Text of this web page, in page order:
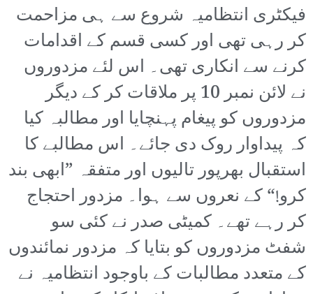
فیکٹری انتظامیہ شروع سے ہی مزاحمت
کر رہی تھی اور کسی قسم کے اقدامات
کرنے سے انکاری تھی۔ اس لئے مزدوروں
نے لائن نمبر 10 پر ملاقات کر کے دیگر
مزدوروں کو پیغام پہنچایا اور مطالبہ کیا
کہ پیداوار روک دی جائے۔ اس مطالبے کا
استقبال بھرپور تالیوں اور متفقہ ”ابھی بند
کرو!“ کے نعروں سے ہوا۔ مزدور احتجاج
کر رہے تھے۔ کمیٹی صدر نے کئی سو
شفٹ مزدوروں کو بتایا کہ مزدور نمائندوں
کے متعدد مطالبات کے باوجود انتظامیہ نے